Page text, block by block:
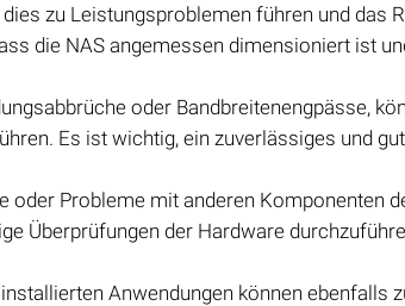
zu Leistungsproblemen führen und das
die NAS angemessen dimensioniert ist
oder Bandbreitenengpässe,
Es ist wichtig, ein zuverlässiges und gut
Probleme mit anderen Komponenten
Überprüfungen der Hardware
Anwendungen können ebenfalls